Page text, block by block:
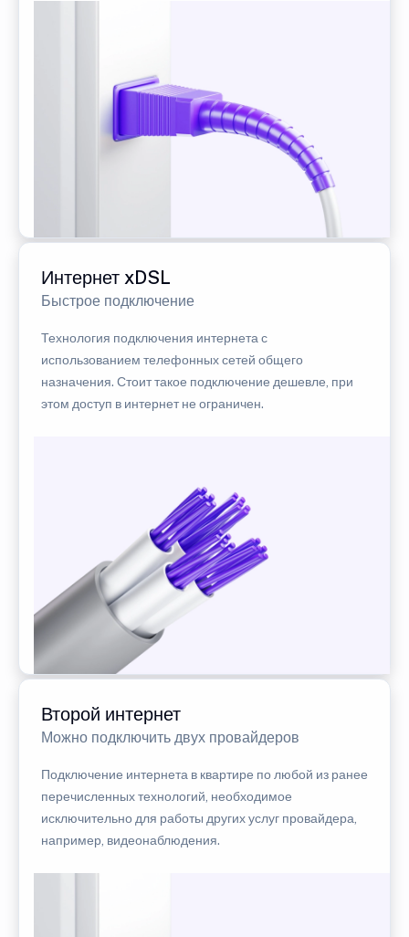
Интернет xDSL
Быстрое подключение
Технология подключения интернета с
использованием телефонных сетей общего
назначения. Стоит такое подключение дешевле, при
этом доступ в интернет не ограничен.
Второй интернет
Можно подключить двух провайдеров
Подключение интернета в квартире по любой из ранее
перечисленных технологий, необходимое
исключительно для работы других услуг провайдера,
например, видеонаблюдения.